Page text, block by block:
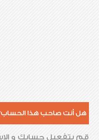
هل أنت صاحب هذا
قم بتفعيل حسابك و